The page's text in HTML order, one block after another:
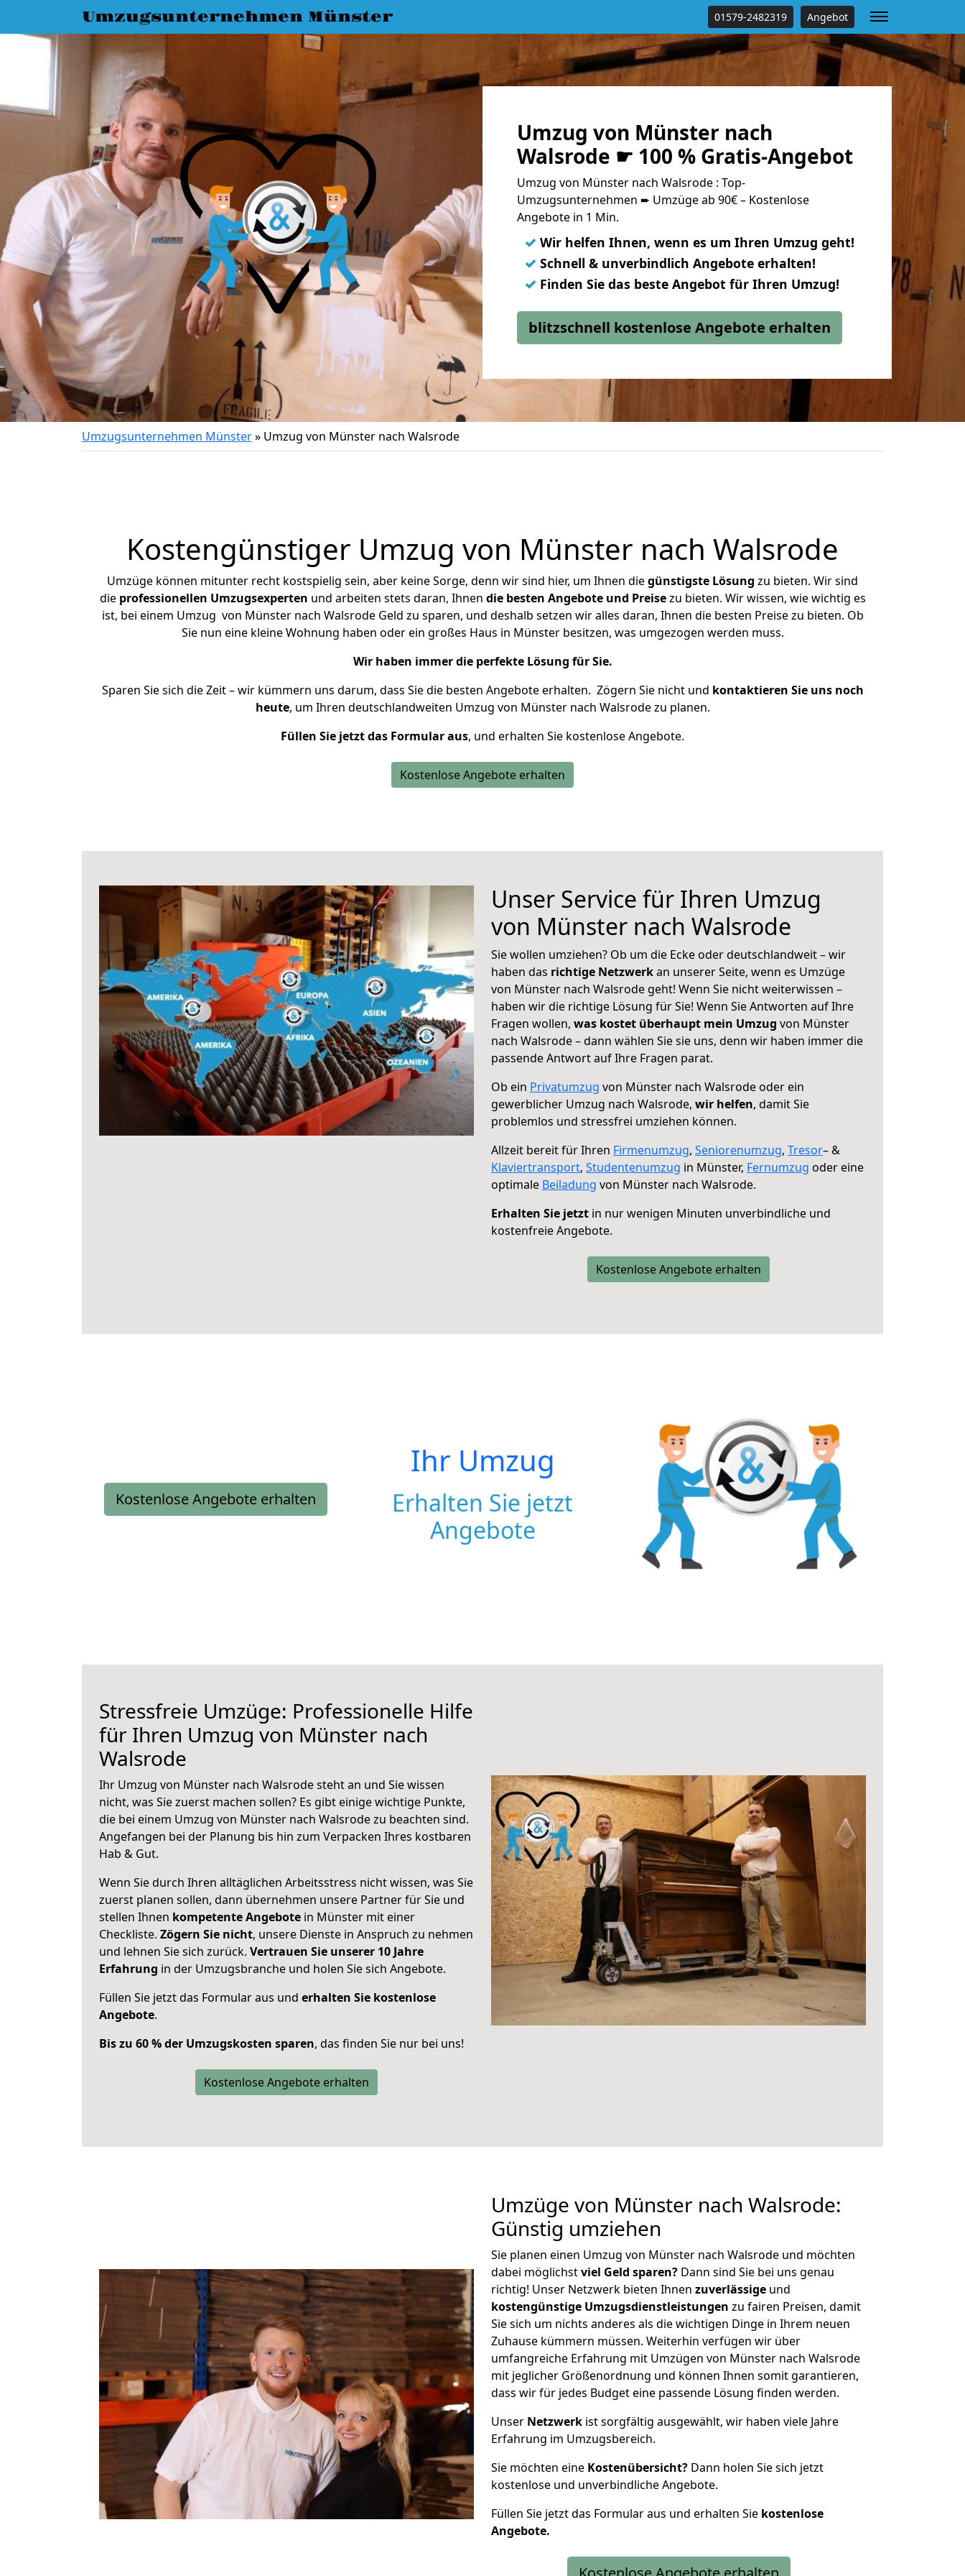
Umzugsunternehmen Münster 01579-2482319 Angebot
Umzug von Münster nach
Walsrode ☛ 100 % Gratis-Angebot
Umzug von Münster nach Walsrode : Top-
Umzugsunternehmen ➨ Umzüge ab 90€ – Kostenlose
Angebote in 1 Min.
✓ Wir helfen Ihnen, wenn es um Ihren Umzug geht!
✓ Schnell & unverbindlich Angebote erhalten!
✓ Finden Sie das beste Angebot für Ihren Umzug!
blitzschnell kostenlose Angebote erhalten
Umzugsunternehmen Münster» Umzug von Münster nach Walsrode
Kostengünstiger Umzug von Münster nach Walsrode
Umzüge können mitunter recht kostspielig sein, aber keine Sorge, denn wir sind hier, um Ihnen diegünstigste Lösung zu bieten. Wir sind
die professionellen Umzugsexperten und arbeiten stets daran, Ihnen die besten Angebote und Preisezu bieten. Wir wissen, wie wichtig es
ist, bei einem Umzug von Münster nach Walsrode Geld zu sparen, und deshalb setzen wir alles daran, Ihnen die besten Preise zu bieten. Ob
Sie nun eine kleine Wohnung haben oder ein großes Haus in Münster besitzen, was umgezogen werden muss.
Wir haben immer die perfekte Lösung für Sie.
Sparen Sie sich die Zeit – wir kümmern uns darum, dass Sie die besten Angebote erhalten. Zögern Sie nicht und kontaktieren Sie uns noch
heute, um Ihren deutschlandweiten Umzug von Münster nach Walsrode zu planen.
Füllen Sie jetzt das Formular aus, und erhalten Sie kostenlose Angebote.
Kostenlose Angebote erhalten
Unser Service für Ihren Umzug
von Münster nach Walsrode
Sie wollen umziehen? Ob um die Ecke oder deutschlandweit – wir
haben das richtige Netzwerkan unserer Seite, wenn es Umzüge
von Münster nach Walsrode geht! Wenn Sie nicht weiterwissen –
haben wir die richtige Lösung für Sie! Wenn Sie Antworten auf Ihre
Fragen wollen, was kostet überhaupt mein Umzug von Münster
nach Walsrode – dann wählen Sie sie uns, denn wir haben immer die
passende Antwort auf Ihre Fragen parat.
Ob ein Privatumzug von Münster nach Walsrode oder ein
gewerblicher Umzug nach Walsrode, wir helfen, damit Sie
problemlos und stressfrei umziehen können.
Allzeit bereit für Ihren Firmenumzug, Seniorenumzug, Tresor– &
Klaviertransport, Studentenumzug in Münster, Fernumzug oder eine
optimale Beiladung von Münster nach Walsrode.
Erhalten Sie jetzt in nur wenigen Minuten unverbindliche und
kostenfreie Angebote.
Kostenlose Angebote erhalten
Kostenlose Angebote erhalten
Ihr Umzug
Erhalten Sie jetzt
Angebote
Stressfreie Umzüge: Professionelle Hilfe
für Ihren Umzug von Münster nach
Walsrode
Ihr Umzug von Münster nach Walsrode steht an und Sie wissen
nicht, was Sie zuerst machen sollen? Es gibt einige wichtige Punkte,
die bei einem Umzug von Münster nach Walsrode zu beachten sind.
Angefangen bei der Planung bis hin zum Verpacken Ihres kostbaren
Hab & Gut.
Wenn Sie durch Ihren alltäglichen Arbeitsstress nicht wissen, was Sie
zuerst planen sollen, dann übernehmen unsere Partner für Sie und
stellen Ihnen kompetente Angebote in Münster mit einer
Checkliste. Zögern Sie nicht, unsere Dienste in Anspruch zu nehmen
und lehnen Sie sich zurück. Vertrauen Sie unserer 10 Jahre
Erfahrung in der Umzugsbranche und holen Sie sich Angebote.
Füllen Sie jetzt das Formular aus und erhalten Sie kostenlose
Angebote.
Bis zu 60 % der Umzugskosten sparen, das finden Sie nur bei uns!
Kostenlose Angebote erhalten
Umzüge von Münster nach Walsrode:
Günstig umziehen
Sie planen einen Umzug von Münster nach Walsrode und möchten
dabei möglichstviel Geld sparen? Dann sind Sie bei uns genau
richtig! Unser Netzwerk bieten Ihnen zuverlässige und
kostengünstige Umzugsdienstleistungen zu fairen Preisen, damit
Sie sich um nichts anderes als die wichtigen Dinge in Ihrem neuen
Zuhause kümmern müssen. Weiterhin verfügen wir über
umfangreiche Erfahrung mit Umzügen von Münster nach Walsrode
mit jeglicher Größenordnung und können Ihnen somit garantieren,
dass wir für jedes Budget eine passende Lösung finden werden.
Unser Netzwerk ist sorgfältig ausgewählt, wir haben viele Jahre
Erfahrung im Umzugsbereich.
Sie möchten eine Kostenübersicht? Dann holen Sie sich jetzt
kostenlose und unverbindliche Angebote.
Füllen Sie jetzt das Formular aus und erhalten Sie kostenlose
Angebote.